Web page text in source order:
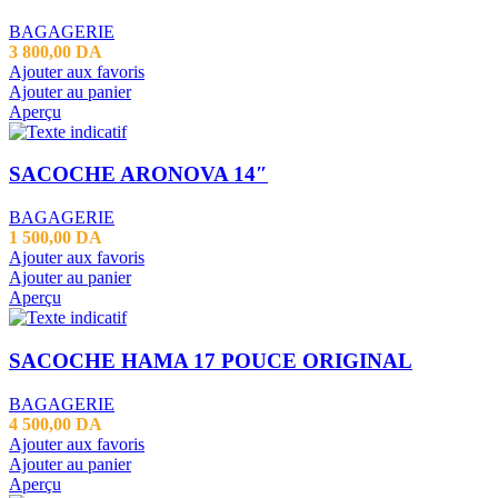
BAGAGERIE
3 800,00 DA
Ajouter aux favoris
Ajouter au panier
Aperçu
SACOCHE ARONOVA 14″
BAGAGERIE
1 500,00 DA
Ajouter aux favoris
Ajouter au panier
Aperçu
SACOCHE HAMA 17 POUCE ORIGINAL
BAGAGERIE
4 500,00 DA
Ajouter aux favoris
Ajouter au panier
Aperçu